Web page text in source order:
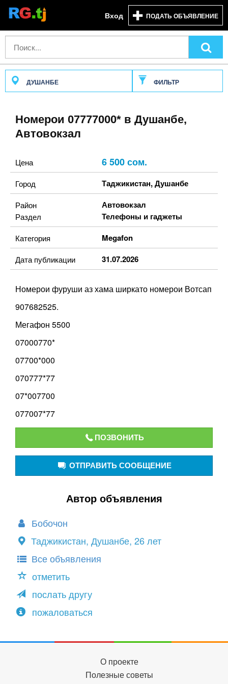
Вход ПОДАТЬ ОБЪЯВЛЕНИЕ
ДУШАНБЕ ФИЛЬТР
Номерои 07777000* в Душанбе,
Автовокзал
Цена 6 500 сом.
Город Таджикистан,Душанбе
Район Автовокзал
Раздел Телефоны и гаджеты
Категория Megafon
Дата публикации 31.07.2026
Номерои фуруши аз хама ширкато номерои Вотсап
907682525.
Мегафон 5500
07000770*
07700*000
070777*77
07*007700
077007*77
ПОЗВОНИТЬ
ОТПРАВИТЬ СООБЩЕНИЕ
Автор объявления
Бобочон
Таджикистан, Душанбе, 26 лет
Все объявления
отметить
послать другу
пожаловаться
О проекте
Полезные советы